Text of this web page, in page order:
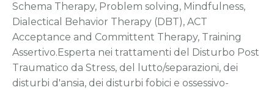
Schema Therapy, Problem solving, Mindfulness,
Dialectical Behavior Therapy (DBT), ACT
Acceptance and Committent Therapy, Training
Assertivo.Esperta nei trattamenti del Disturbo Post
Traumatico da Stress, del lutto/separazioni, dei
disturbi d'ansia, dei disturbi fobici e ossessivo-